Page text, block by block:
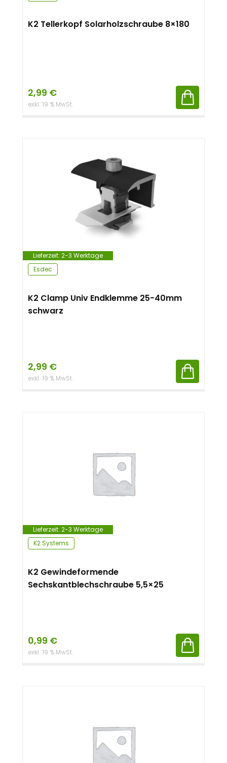
K2 Tellerkopf Solarholzschraube 8×180
2,99 €
exkl. 19 % MwSt.
Lieferzeit: 2-3 Werktage
Esdec
K2 Clamp Univ Endklemme 25-40mm
schwarz
2,99 €
exkl. 19 % MwSt.
Lieferzeit: 2-3 Werktage
K2 Systems
K2 Gewindeformende
Sechskantblechschraube 5,5×25
0,99 €
exkl. 19 % MwSt.